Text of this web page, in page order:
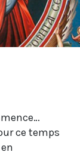
ce temps